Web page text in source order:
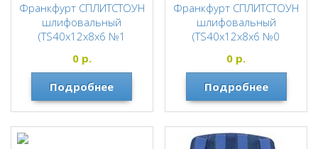
Франкфурт СПЛИТСТОУН
шлифовальный
(TS40х12х8х6 №1
гранит,мрамор) 1487
СПЛИТСТОУН
0р.
Подробнее
Франкфурт СПЛИТСТОУН
шлифовальный
(TS40х12х8х6 №0
гранит,мрамор) 1486
СПЛИТСТОУН
0 р.
Подробнее